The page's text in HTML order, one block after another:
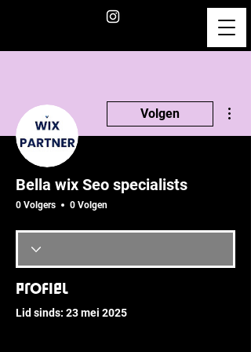
Volgen
Bella wix Seo specialists
0 Volgers 0 Volgen
Profiel
Lid sinds: 23 mei 2025